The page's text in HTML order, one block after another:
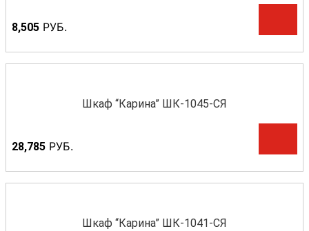
8,505 РУБ.
Шкаф “Карина” ШК-1045-СЯ
28,785 РУБ.
Шкаф “Карина” ШК-1041-СЯ